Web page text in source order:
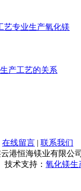
艺专业生产氧化镁
产工艺的关系
在线留言 | 联系我们
云港恒海镁业有限公
术支持： 氧化镁生